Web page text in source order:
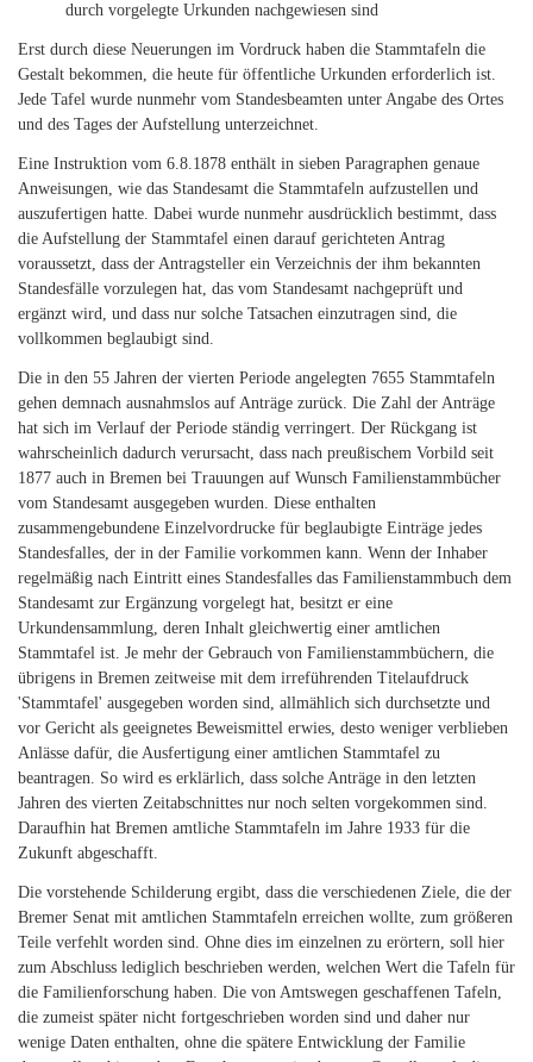
durch vorgelegte Urkunden nachgewiesen sind
Erst durch diese Neuerungen im Vordruck haben die Stammtafeln die
Gestalt bekommen, die heute für öffentliche Urkunden erforderlich ist.
Jede Tafel wurde nunmehr vom Standesbeamten unter Angabe des Ortes
und des Tages der Aufstellung unterzeichnet.
Eine Instruktion vom 6.8.1878 enthält in sieben Paragraphen genaue
Anweisungen, wie das Standesamt die Stammtafeln aufzustellen und
auszufertigen hatte. Dabei wurde nunmehr ausdrücklich bestimmt, dass
die Aufstellung der Stammtafel einen darauf gerichteten Antrag
voraussetzt, dass der Antragsteller ein Verzeichnis der ihm bekannten
Standesfälle vorzulegen hat, das vom Standesamt nachgeprüft und
ergänzt wird, und dass nur solche Tatsachen einzutragen sind, die
vollkommen beglaubigt sind.
Die in den 55 Jahren der vierten Periode angelegten 7655 Stammtafeln
gehen demnach ausnahmslos auf Anträge zurück. Die Zahl der Anträge
hat sich im Verlauf der Periode ständig verringert. Der Rückgang ist
wahrscheinlich dadurch verursacht, dass nach preußischem Vorbild seit
1877 auch in Bremen bei Trauungen auf Wunsch Familienstammbücher
vom Standesamt ausgegeben wurden. Diese enthalten
zusammengebundene Einzelvordrucke für beglaubigte Einträge jedes
Standesfalles, der in der Familie vorkommen kann. Wenn der Inhaber
regelmäßig nach Eintritt eines Standesfalles das Familienstammbuch dem
Standesamt zur Ergänzung vorgelegt hat, besitzt er eine
Urkundensammlung, deren Inhalt gleichwertig einer amtlichen
Stammtafel ist. Je mehr der Gebrauch von Familienstammbüchern, die
übrigens in Bremen zeitweise mit dem irreführenden Titelaufdruck
'Stammtafel' ausgegeben worden sind, allmählich sich durchsetzte und
vor Gericht als geeignetes Beweismittel erwies, desto weniger verblieben
Anlässe dafür, die Ausfertigung einer amtlichen Stammtafel zu
beantragen. So wird es erklärlich, dass solche Anträge in den letzten
Jahren des vierten Zeitabschnittes nur noch selten vorgekommen sind.
Daraufhin hat Bremen amtliche Stammtafeln im Jahre 1933 für die
Zukunft abgeschafft.
Die vorstehende Schilderung ergibt, dass die verschiedenen Ziele, die der
Bremer Senat mit amtlichen Stammtafeln erreichen wollte, zum größeren
Teile verfehlt worden sind. Ohne dies im einzelnen zu erörtern, soll hier
zum Abschluss lediglich beschrieben werden, welchen Wert die Tafeln für
die Familienforschung haben. Die von Amtswegen geschaffenen Tafeln,
die zumeist später nicht fortgeschrieben worden sind und daher nur
wenige Daten enthalten, ohne die spätere Entwicklung der Familie